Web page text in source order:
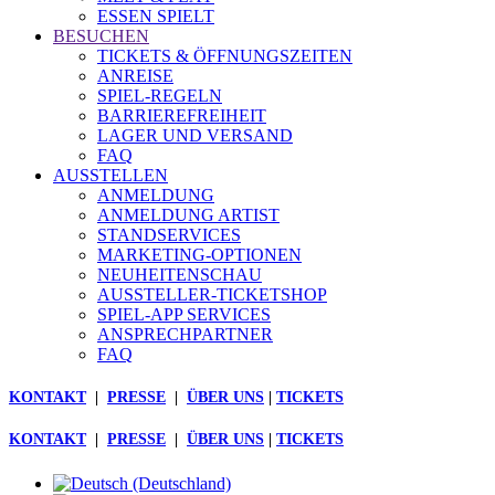
ESSEN SPIELT
BESUCHEN
TICKETS & ÖFFNUNGSZEITEN
ANREISE
SPIEL-REGELN
BARRIEREFREIHEIT
LAGER UND VERSAND
FAQ
AUSSTELLEN
ANMELDUNG
ANMELDUNG ARTIST
STANDSERVICES
MARKETING-OPTIONEN
NEUHEITENSCHAU
AUSSTELLER-TICKETSHOP
SPIEL-APP SERVICES
ANSPRECHPARTNER
FAQ
KONTAKT| PRESSE ÜBER UNS TICKETS
KONTAKT| PRESSE ÜBER UNS TICKETS